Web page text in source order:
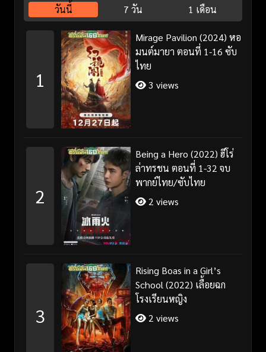
วันนี้ 7 วัน 1 เดือน
1
Mirage Pavilion (2024) หอ
มนต์มายา ตอนที่ 1-16 ซับ
ไทย
3 views
2
Being a Hero (2022) ฮีโร่
ล่าทรชน ตอนที่ 1-32 จบ
พากย์ไทย/ซับไทย
2 views
3
Rising Boas in a Girl’s
School (2022) เลื้อยฉก
โรงเรียนหญิง
2 views